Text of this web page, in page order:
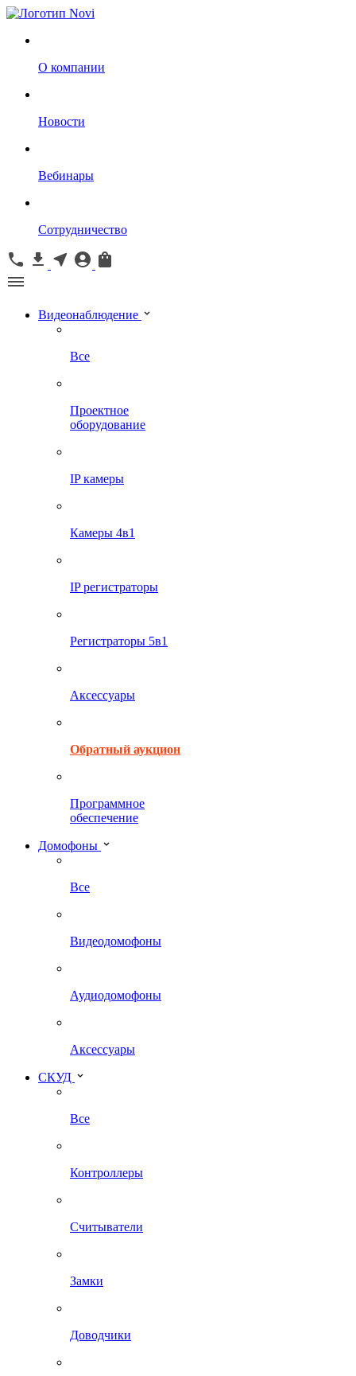
О компании
Новости
Вебинары
Сотрудничество
Видеонаблюдение
Все
Проектное
оборудование
IP камеры
Камеры 4в1
IP регистраторы
Регистраторы 5в1
Аксессуары
Обратный аукцион
Программное
обеспечение
Домофоны
Все
Видеодомофоны
Аудиодомофоны
Аксессуары
СКУД
Все
Контроллеры
Считыватели
Замки
Доводчики